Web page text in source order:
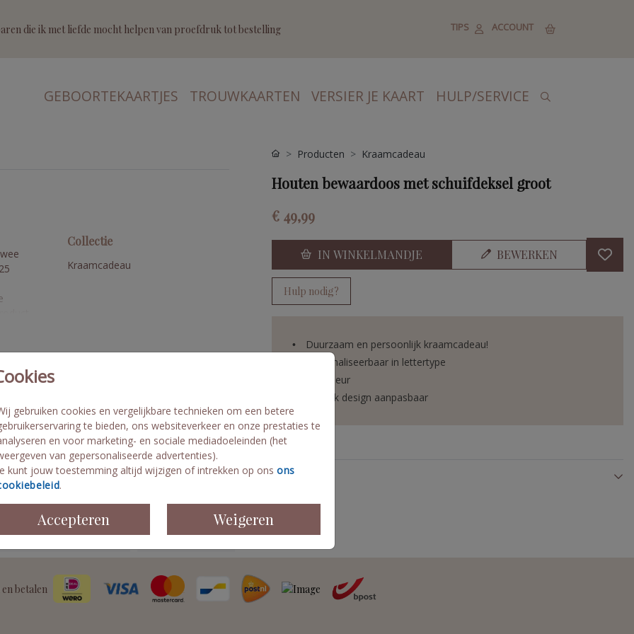
die ik met liefde mocht helpen van proefdruk tot bestelling TIPS ACCOUNT
GEBOORTEKAARTJES TROUWKAARTEN VERSIER JE KAART HULP/SERVICE
gebruiken cookies en vergelijkbare technieken om een betere
te bieden, ons websiteverkeer en onze prestaties te
en voor marketing- en sociale mediadoeleinden (het
van gepersonaliseerde advertenties).
kunt jouw toestemming altijd wijzigen of intrekken op ons ons
.
Accepteren Weigeren
Collectie
Kraamcadeau
Producten Kraamcadeau
Houten bewaardoos met schuifdeksel groot
€ 49,99
IN WINKELMANDJE BEWERKEN
Hulp nodig?
Duurzaam en persoonlijk kraamcadeau!
Personaliseerbaar in lettertype
Houtkleur
Opdruk design aanpasbaar
Prijzen
betalen